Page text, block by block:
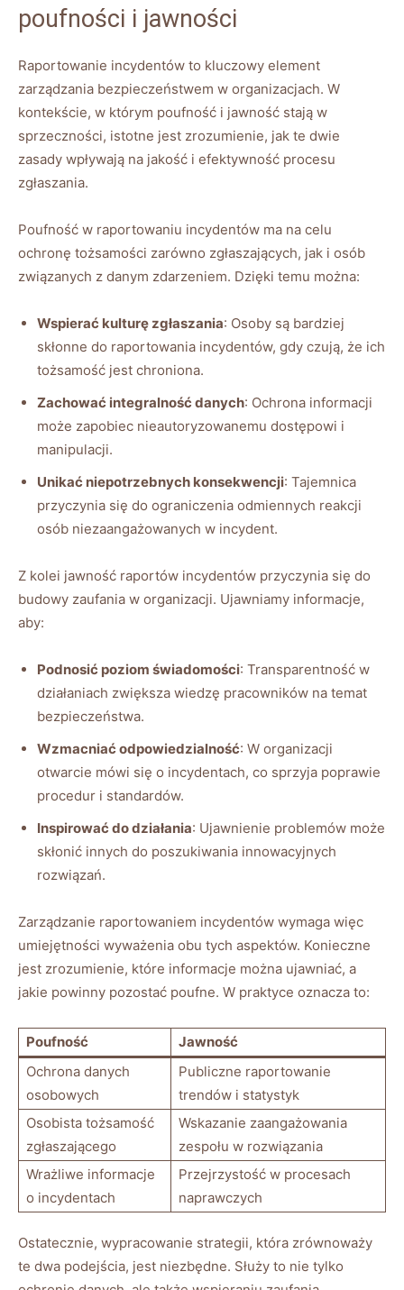
poufności i jawności
Raportowanie incydentów to kluczowy​ element⁢
zarządzania⁣ bezpieczeństwem w organizacjach. ⁢W
kontekście, w ⁤którym poufność i jawność ​stają w ​
sprzeczności, istotne ⁢jest zrozumienie, jak te dwie
zasady⁣ wpływają na jakość i efektywność procesu
zgłaszania.
Poufność w raportowaniu ‍incydentów ‍ma ‍na⁤ celu
ochronę tożsamości⁣ zarówno zgłaszających,⁣ jak i‌ osób
związanych z danym zdarzeniem. ⁣Dzięki temu można:
Wspierać⁢ kulturę zgłaszania: ⁤Osoby są bardziej
⁤skłonne‍ do‍ raportowania‌ incydentów, gdy czują, że​ ich
tożsamość jest chroniona.
Zachować integralność​ danych: Ochrona informacji
może zapobiec nieautoryzowanemu dostępowi ⁣i
manipulacji.
Unikać niepotrzebnych konsekwencji: Tajemnica
przyczynia‍ się do ograniczenia odmiennych ⁢reakcji
‍osób niezaangażowanych w incydent.
Z ‌kolei jawność raportów incydentów⁤ przyczynia się do
budowy zaufania⁣ w organizacji. ⁣Ujawniamy⁣ informacje,
aby:
Podnosić poziom świadomości: Transparentność w
działaniach zwiększa wiedzę ​pracowników⁢ na temat
bezpieczeństwa.
Wzmacniać odpowiedzialność: W⁣ organizacji
otwarcie mówi się⁤ o incydentach, co sprzyja poprawie ​
procedur i standardów.
Inspirować do działania: Ujawnienie​ problemów może
skłonić innych do‍ poszukiwania innowacyjnych
rozwiązań.
Zarządzanie raportowaniem incydentów⁣ wymaga więc
umiejętności wyważenia obu tych aspektów. Konieczne‍
jest zrozumienie, ⁣które ‌informacje⁤ można ujawniać, a
jakie powinny pozostać poufne. W praktyce​ oznacza to:
Poufność
Jawność
Ochrona danych
osobowych
Publiczne raportowanie
trendów‍ i ⁢statystyk
Osobista tożsamość
zgłaszającego
Wskazanie zaangażowania
zespołu w rozwiązania
Wrażliwe informacje
o incydentach
Przejrzystość⁣ w procesach
naprawczych
Ostatecznie, ‍wypracowanie strategii, która ‍zrównoważy
te dwa podejścia, jest niezbędne. Służy to nie tylko‍